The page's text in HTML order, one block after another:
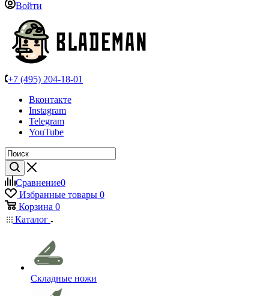
Войти
+7 (495) 204-18-01
Вконтакте
Instagram
Telegram
YouTube
Сравнение0
Избранные товары 0
Корзина 0
Каталог
Складные ножи